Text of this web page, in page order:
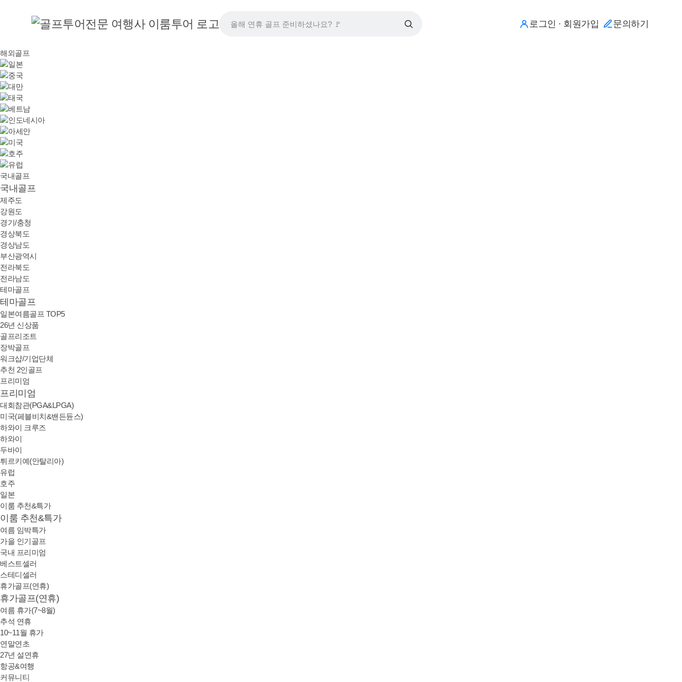
로그인 · 회원가입 문의하기
해외골프
국내골프
국내골프
제주도
강원도
경기/충청
경상북도
경상남도
부산광역시
전라북도
전라남도
테마골프
테마골프
일본여름골프 TOP5
26년 신상품
골프리조트
장박골프
워크샵/기업단체
추천 2인골프
프리미엄
프리미엄
대회참관(PGA&LPGA)
미국(페블비치&밴든듄스)
하와이 크루즈
하와이
두바이
튀르키예(안탈리아)
유럽
호주
일본
이룸 추천&특가
이룸 추천&특가
여름 임박특가
가을 인기골프
국내 프리미엄
베스트셀러
스테디셀러
휴가골프(연휴)
휴가골프(연휴)
여름 휴가(7~8월)
추석 연휴
10~11월 휴가
연말연초
27년 설연휴
항공&여행
커뮤니티